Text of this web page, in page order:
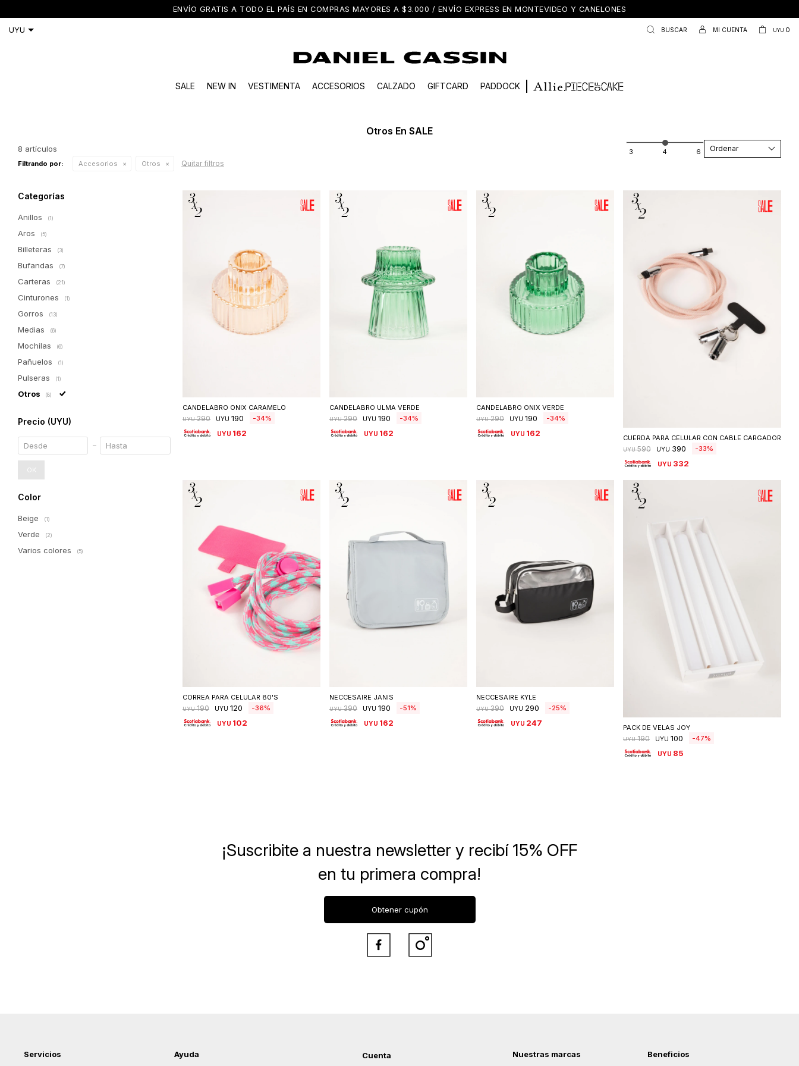
ENVÍO GRATIS A TODO EL PAÍS EN COMPRAS MAYORES A $3.000 / ENVÍO EXPRESS EN MONTEVIDEO Y CANELONES
SALE NEW IN VESTIMENTA ACCESORIOS CALZADO GIFTCARD PADDOCK
UYU 0
Otros En SALE
8 artículos Recomendados
Filtrando por: Accesorios Otros Quitar filtros
CANDELABRO ONIX CARAMELO
UYU 290 UYU 190 34
UYU 162
CANDELABRO ULMA VERDE
UYU 290 UYU 190 34
UYU 162
CANDELABRO ONIX VERDE
UYU 290 UYU 190 34
UYU 162 CUERDA PARA CELULAR CON CABLE CARGADOR
UYU 590 UYU 390 33
UYU 332
CORREA PARA CELULAR 80'S
UYU 190 UYU 120 36
UYU 102
NECCESAIRE JANIS
UYU 390 UYU 190 51
UYU 162
NECCESAIRE KYLE
UYU 390 UYU 290 25
UYU 247 PACK DE VELAS JOY
UYU 190 UYU 100 47
UYU 85
Categorías
Anillos (1)
Aros (5)
Billeteras (3)
Bufandas (7)
Carteras (21)
Cinturones (1)
Gorros (13)
Medias (6)
Mochilas (6)
Pañuelos (1)
Pulseras (1)
Otros (8)
Precio (UYU)
OK
Color
Beige (1)
Verde (2)
Varios colores (5)
Servicios Ayuda Cuenta Nuestras marcas Beneficios
¡Suscribite a nuestra newsletter y recibí 15% OFF
en tu primera compra!
Obtener cupón
 